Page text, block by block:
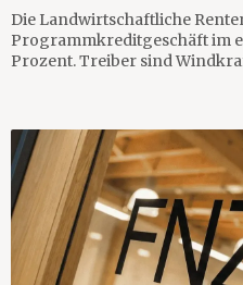
Die Landwirtschaftliche
Programmkreditgeschäft im
Prozent. Treiber sind